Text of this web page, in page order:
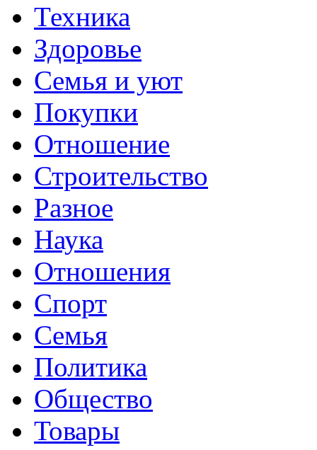
Техника
Здоровье
Семья и уют
Покупки
Отношение
Строительство
Разное
Наука
Отношения
Спорт
Семья
Политика
Общество
Товары